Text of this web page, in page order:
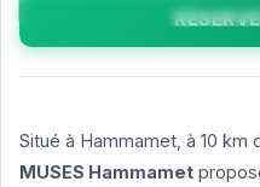
Photos de l'établissement
Situé à Hammamet, à 10 km
MUSES Hammamet